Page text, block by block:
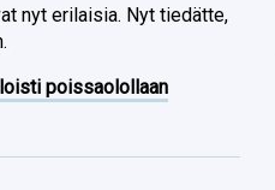
nyt erilaisia. Nyt tiedätte,
poissaolollaan